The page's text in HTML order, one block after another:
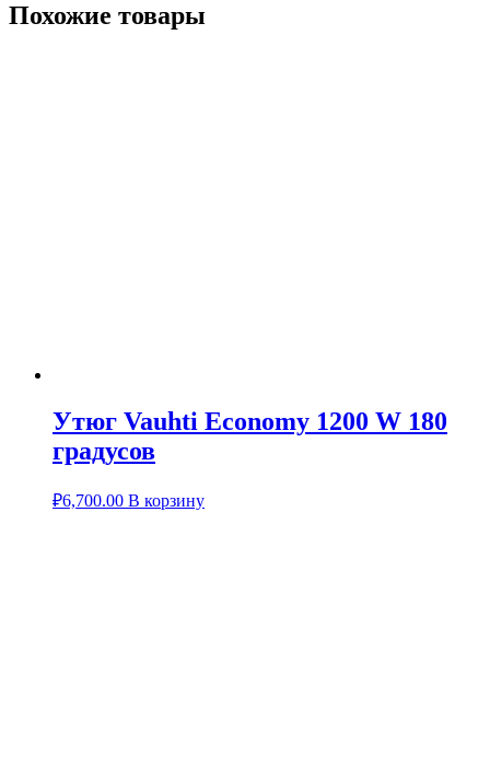
Похожие товары
Утюг Vauhti Economy 1200 W 180
градусов
₽6,700.00 В корзину